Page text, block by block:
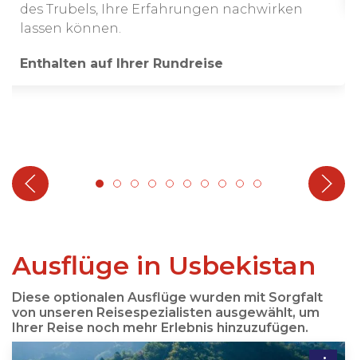
des Trubels, Ihre Erfahrungen nachwirken
lassen können.
Enthalten auf Ihrer Rundreise
Ausflüge in Usbekistan
Diese optionalen Ausflüge wurden mit Sorgfalt
von unseren Reisespezialisten ausgewählt, um
Ihrer Reise noch mehr Erlebnis hinzuzufügen.